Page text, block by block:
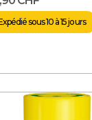
sous 10 à 15 jours